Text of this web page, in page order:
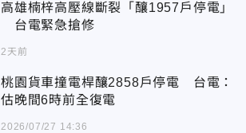
高雄楠梓高壓線斷裂「釀1957戶停電」
台電緊急搶修
2天前
桃園貨車撞電桿釀2858戶停電 台電：
估晚間6時前全復電
2026/07/27 14:36